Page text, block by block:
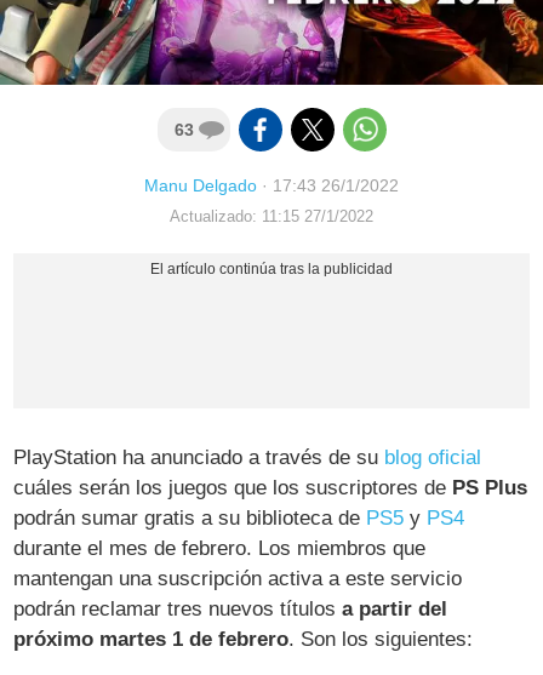
63
Manu Delgado · 17:43 26/1/2022
Actualizado: 11:15 27/1/2022
PlayStation ha anunciado a través de su blog oficial
cuáles serán los juegos que los suscriptores de PS Plus
podrán sumar gratis a su biblioteca de PS5 y PS4
durante el mes de febrero. Los miembros que
mantengan una suscripción activa a este servicio
podrán reclamar tres nuevos títulosa partir del
próximo martes 1 de febrero. Son los siguientes: